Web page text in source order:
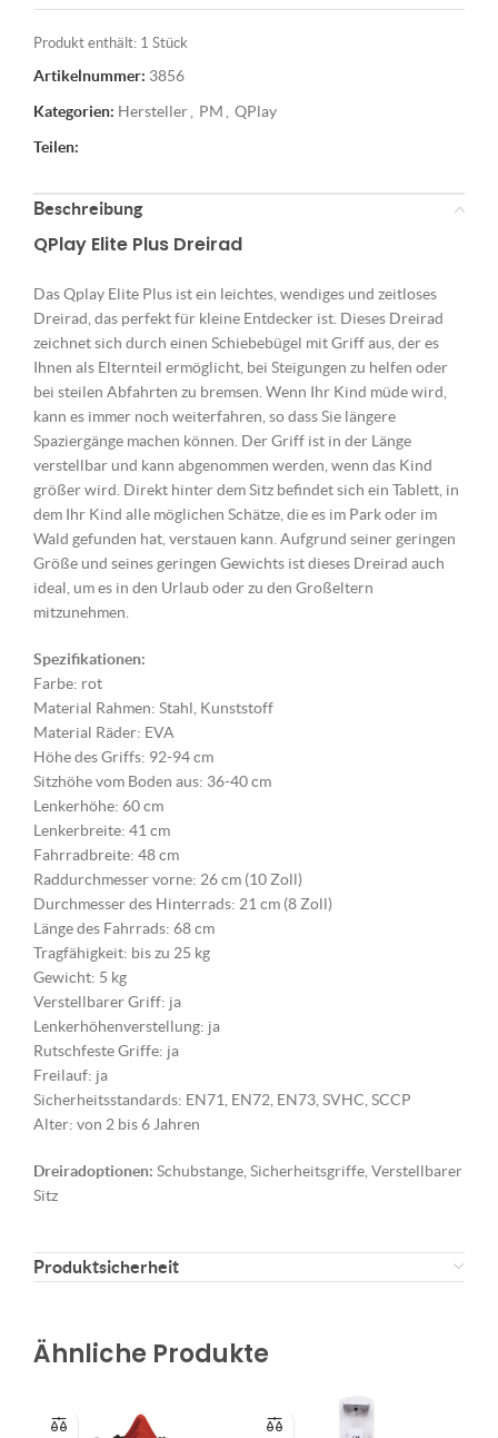
Produkt enthält: 1 Stück
Artikelnummer: 3856
Kategorien: Hersteller PM
QPlay
Teilen:
Beschreibung
QPlay Elite Plus Dreirad
Das Qplay Elite Plus ist ein leichtes, wendiges und zeitloses
Dreirad, das perfekt für kleine Entdecker ist. Dieses Dreirad
zeichnet sich durch einen Schiebebügel mit Griff aus, der es
Ihnen als Elternteil ermöglicht, bei Steigungen zu helfen oder
bei steilen Abfahrten zu bremsen. Wenn Ihr Kind müde wird,
kann es immer noch weiterfahren, so dass Sie längere
Spaziergänge machen können. Der Griff ist in der Länge
verstellbar und kann abgenommen werden, wenn das Kind
größer wird. Direkt hinter dem Sitz befindet sich ein Tablett, in
dem Ihr Kind alle möglichen Schätze, die es im Park oder im
Wald gefunden hat, verstauen kann. Aufgrund seiner geringen
Größe und seines geringen Gewichts ist dieses Dreirad auch
ideal, um es in den Urlaub oder zu den Großeltern
mitzunehmen.
Spezifikationen:
Farbe: rot
Material Rahmen: Stahl, Kunststoff
Material Räder: EVA
Höhe des Griffs: 92-94 cm
Sitzhöhe vom Boden aus: 36-40 cm
Lenkerhöhe: 60 cm
Lenkerbreite: 41 cm
Fahrradbreite: 48 cm
Raddurchmesser vorne: 26 cm (10 Zoll)
Durchmesser des Hinterrads: 21 cm (8 Zoll)
Länge des Fahrrads: 68 cm
Tragfähigkeit: bis zu 25 kg
Gewicht: 5 kg
Verstellbarer Griff: ja
Lenkerhöhenverstellung: ja
Rutschfeste Griffe: ja
Freilauf: ja
Sicherheitsstandards: EN71, EN72, EN73, SVHC, SCCP
Alter: von 2 bis 6 Jahren
Dreiradoptionen: Schubstange, Sicherheitsgriffe, Verstellbarer
Sitz
Produktsicherheit
Ähnliche Produkte